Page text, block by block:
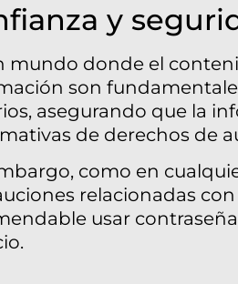
y
mundo donde el
son
asegurando que la
de derechos de
como en
relacionadas
usar